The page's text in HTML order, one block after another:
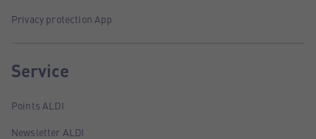
Privacy protection App
Service
Points ALDI
Newsletter ALDI